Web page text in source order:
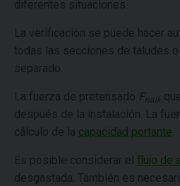
diferentes situaciones.
La verificación se puede hacer
todas las secciones de taludes
separado.
La fuerza de pretensado Fnail,
después de la instalación. La
cálculo de la capacidad portante
Es posible considerar el flujo de
desgastada. También es